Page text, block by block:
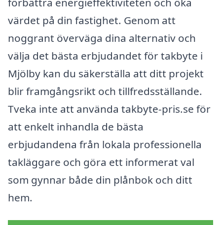
värdet på din fastighet. Genom att
noggrant överväga dina alternativ och
välja det bästa erbjudandet för takbyte i
Mjölby kan du säkerställa att ditt projekt
blir framgångsrikt och tillfredsställande.
Tveka inte att använda takbyte-pris.se för
att enkelt inhandla de bästa
erbjudandena från lokala professionella
takläggare och göra ett informerat val
som gynnar både din plånbok och ditt
hem.